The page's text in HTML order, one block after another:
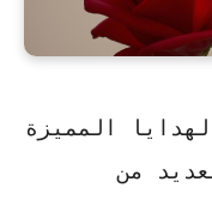
المميزة
من